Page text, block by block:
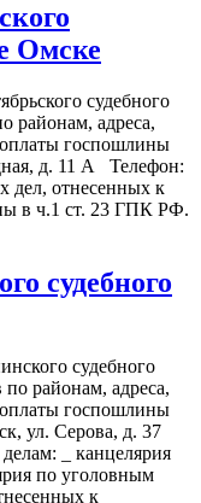
Омске
судебного
районам, адреса,
госпошлины
д. 11 А Телефон:
дел, отнесенных к
в ч.1 ст. 23 ГПК РФ.
судебного
судебного
районам, адреса,
госпошлины
ул. Серова, д. 37
_ канцелярия
по уголовным
к